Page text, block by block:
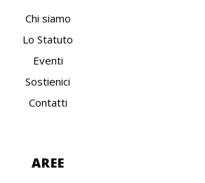
Chi siamo
Lo Statuto
Eventi
Sostienici
Contatti
AREE